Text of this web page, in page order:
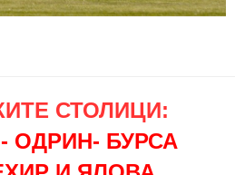
СТОЛИЦИ:
ОДРИН- БУРСА